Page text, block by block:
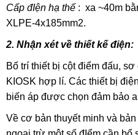
Cấp đIện hạ thế: xa ~40m
XLPE-4x185mm2.
2. Nhận xét về thiết kế điện:
Bố trí thiết bị cột điểm đấu,
KIOSK hợp lí. Các thiết bị
biến áp được chọn đảm bảo
Về cơ bản thuyết minh và